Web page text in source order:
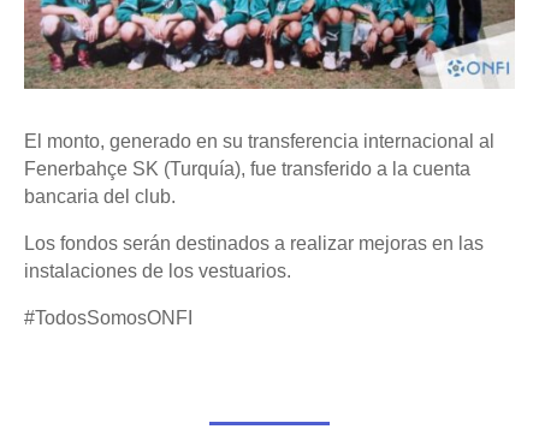
El monto, generado en su transferencia internacional al
Fenerbahçe SK (Turquía), fue transferido a la cuenta
bancaria del club.
Los fondos serán destinados a realizar mejoras en las
instalaciones de los vestuarios.
#TodosSomosONFI